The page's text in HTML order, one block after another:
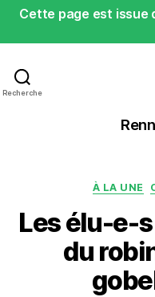
Cette page est issue
Recherche
À LA UNE
Les élu-e-s
du